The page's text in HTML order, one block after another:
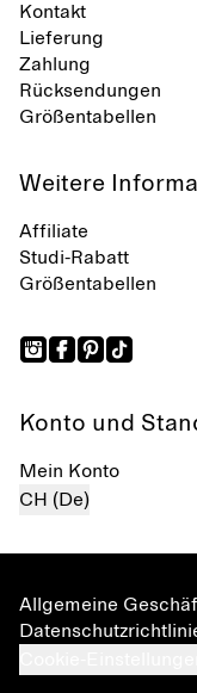
Kontakt
Lieferung
Zahlung
Rücksendungen
Größentabellen
Weitere
Affiliate
Studi-Rabatt
Größentabellen
Konto und
Mein Konto
CH (De)
Allgemeine